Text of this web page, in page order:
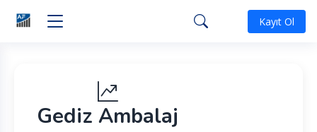
Kayıt Ol
Gediz Ambalaj